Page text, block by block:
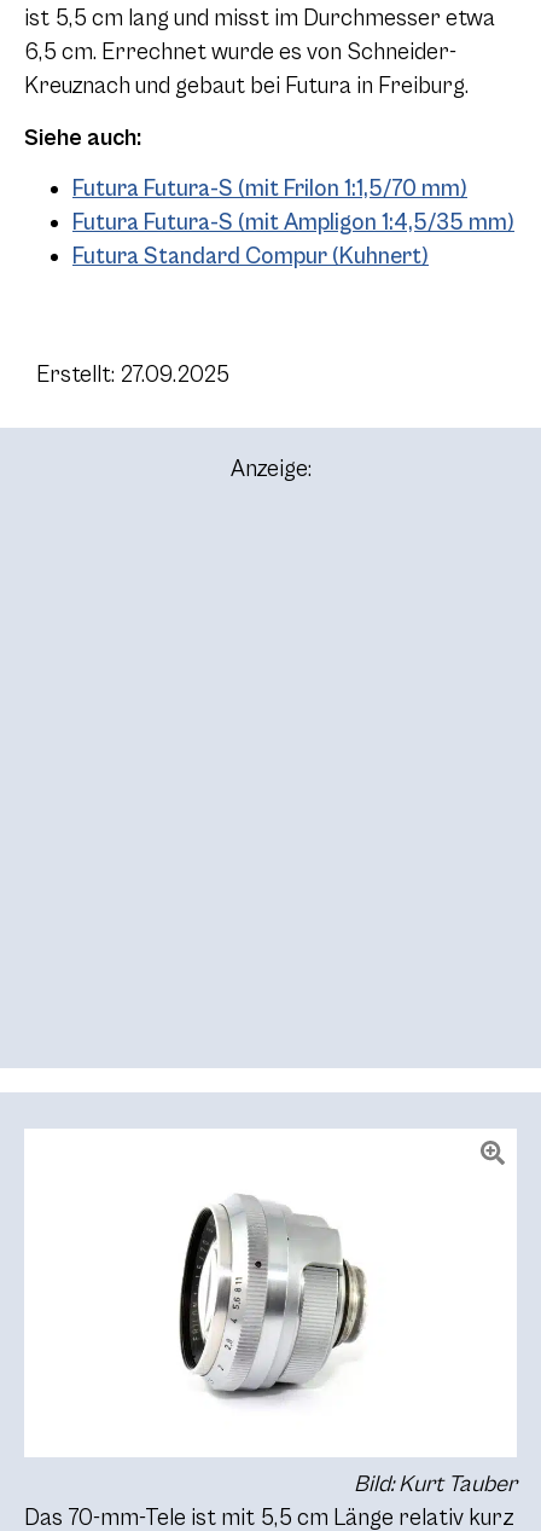
ist 5,5 cm lang und misst im Durchmesser etwa
6,5 cm. Errechnet wurde es von Schneider-
Kreuznach und gebaut bei Futura in Freiburg.
Siehe auch:
Futura Futura-S (mit Frilon 1:1,5/70 mm)
Futura Futura-S (mit Ampligon 1:4,5/35 mm)
Futura Standard Compur (Kuhnert)
Erstellt: 27.09.2025
Anzeige:
Bild: Kurt Tauber
Das 70-mm-Tele ist mit 5,5 cm Länge relativ kurz